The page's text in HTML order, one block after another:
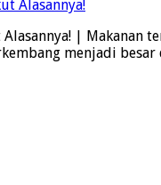
|
menjadi